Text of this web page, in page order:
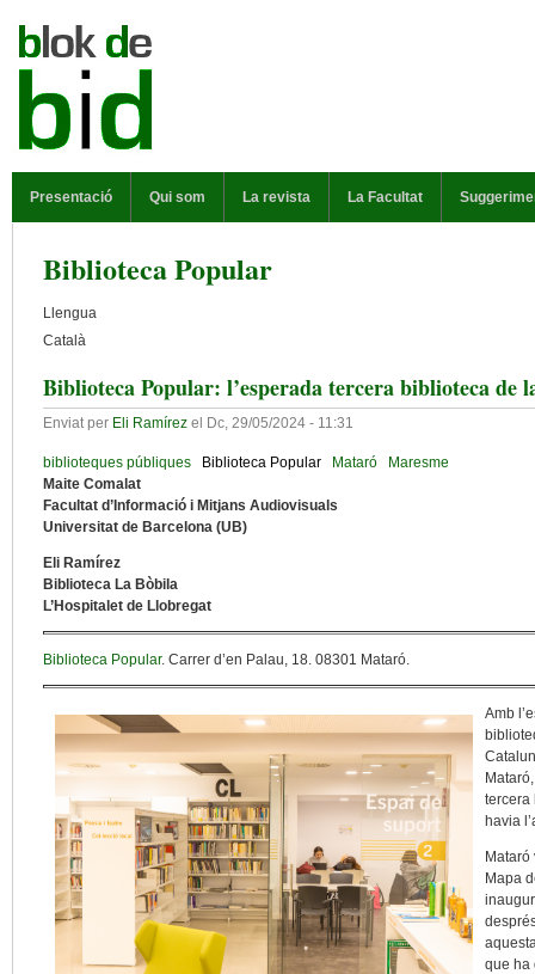
Presentació Qui som La revista La Facultat
Biblioteca Popular
Llengua
Català
Biblioteca Popular: l’esperada tercera biblioteca de
Enviat per Eli Ramírez el Dc, 29/05/2024 - 11:31
biblioteques públiques Biblioteca Popular Mataró
Maresme
Maite Comalat
Facultat d’Informació i Mitjans Audiovisuals
Universitat de Barcelona (UB)
Eli Ramírez
Biblioteca La Bòbila
L’Hospitalet de Llobregat
Biblioteca Popular. Carrer d’en Palau, 18. 08301 Mataró.
Amb
tercera
havia
Mapa
que ha